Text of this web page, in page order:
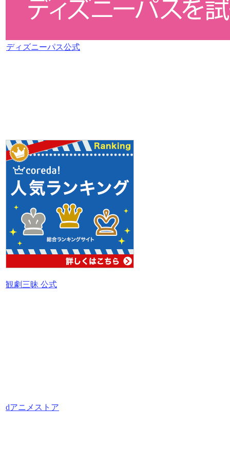
ディズニーパス公式
観劇三昧 公式
dアニメストア